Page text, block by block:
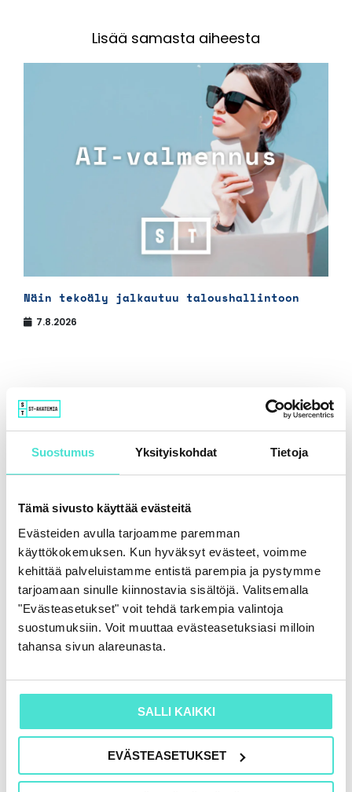
Suostumus Yksityiskohdat Tietoja
Tämä sivusto käyttää evästeitä
Evästeiden avulla tarjoamme paremman
käyttökokemuksen. Kun hyväksyt evästeet, voimme
kehittää palveluistamme entistä parempia ja pystymme
tarjoamaan sinulle kiinnostavia sisältöjä. Valitsemalla
"Evästeasetukset" voit tehdä tarkempia valintoja
suostumuksiin. Voit muuttaa evästeasetuksiasi milloin
tahansa sivun alareunasta.
SALLI KAIKKI
EVÄSTEASETUKSET
Lisää samasta aiheesta
Näin tekoäly jalkautuu taloushallintoon
7.8.2026